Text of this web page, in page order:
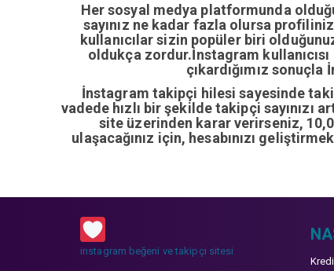
Her sosyal medya platformunda
sayınız ne kadar fazla olursa
kullanıcılar sizin popüler biri
oldukça zordur.İnstagram
çıkardığımız
İnstagram takipçi hilesi sayesinde
vadede hızlı bir şekilde takipçi
site üzerinden karar verirseniz,
ulaşacağınız için, hesabınızı
instagram beğeni ve takipçi sitesi